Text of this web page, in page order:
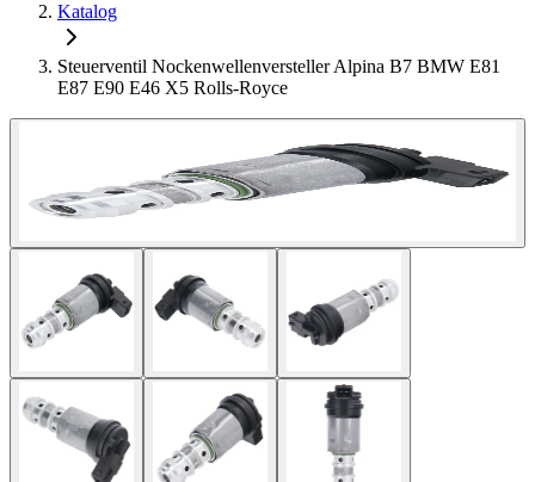
Katalog
Steuerventil Nockenwellenversteller Alpina B7 BMW E81
E87 E90 E46 X5 Rolls-Royce